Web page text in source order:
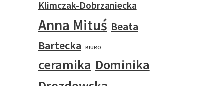
Klimczak-Dobrzaniecka
Anna Mituś Beata
Bartecka
BIURO
ceramika Dominika